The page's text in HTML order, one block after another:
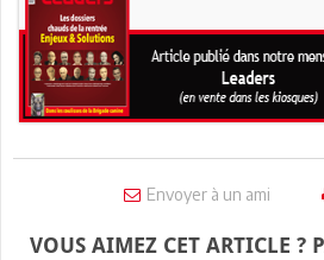
Envoyer à un ami
VOUS AIMEZ CET ARTICLE ?